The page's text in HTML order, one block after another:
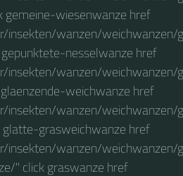
gemeine-wiesenwanze href
insekten/wanzen/weichwanzen/
nesselwanze href
insekten/wanzen/weichwanzen/
weichwanze href
insekten/wanzen/weichwanzen/
grasweichwanze href
insekten/wanzen/
" click graswanze href